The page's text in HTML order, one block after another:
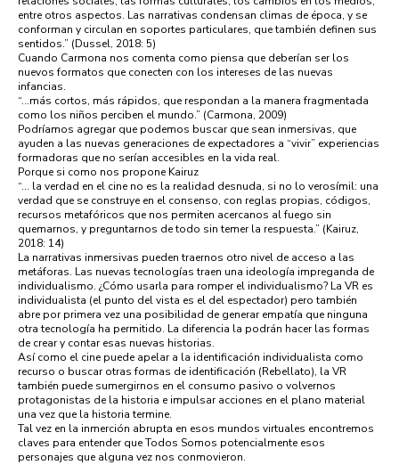
entre otros aspectos. Las narrativas condensan climas de época, y se
conforman y circulan en soportes particulares, que también definen sus
sentidos.” (Dussel, 2018: 5)
Cuando Carmona nos comenta como piensa que deberían ser los
nuevos formatos que conecten con los intereses de las nuevas
infancias.
“…más cortos, más rápidos, que respondan a la manera fragmentada
como los niños perciben el mundo.” (Carmona, 2009)
Podríamos agregar que podemos buscar que sean inmersivas, que
ayuden a las nuevas generaciones de expectadores a “vivir” experiencias
formadoras que no serían accesibles en la vida real.
Porque si como nos propone Kairuz
“... la verdad en el cine no es la realidad desnuda, si no lo verosímil: una
verdad que se construye en el consenso, con reglas propias, códigos,
recursos metafóricos que nos permiten acercanos al fuego sin
quemarnos, y preguntarnos de todo sin temer la respuesta.” (Kairuz,
2018: 14)
La narrativas inmersivas pueden traernos otro nivel de acceso a las
metáforas. Las nuevas tecnologías traen una ideología impreganda de
individualismo. ¿Cómo usarla para romper el individualismo? La VR es
individualista (el punto del vista es el del espectador) pero también
abre por primera vez una posibilidad de generar empatía que ninguna
otra tecnología ha permitido. La diferencia la podrán hacer las formas
de crear y contar esas nuevas historias.
Así como el cine puede apelar a la identificación individualista como
recurso o buscar otras formas de identificación (Rebellato), la VR
también puede sumergirnos en el consumo pasivo o volvernos
protagonistas de la historia e impulsar acciones en el plano material
una vez que la historia termine.
Tal vez en la inmerción abrupta en esos mundos virtuales encontremos
claves para entender que Todos Somos potencialmente esos
personajes que alguna vez nos conmovieron.